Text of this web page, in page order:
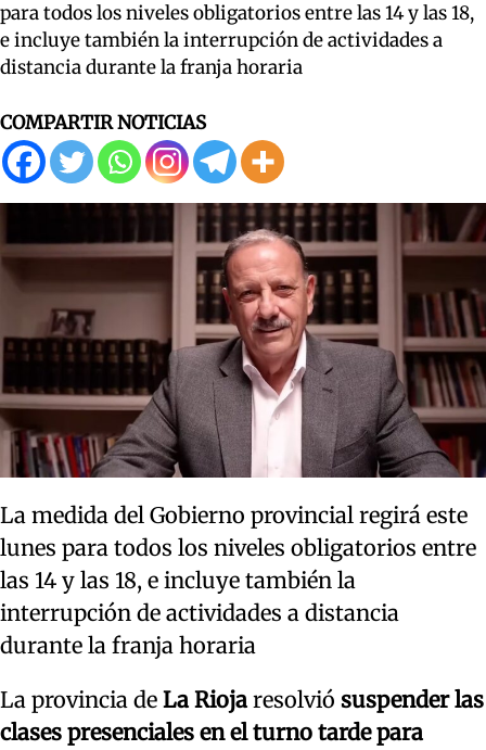
para todos los niveles obligatorios entre las 14 y las 18,
e incluye también la interrupción de actividades a
distancia durante la franja horaria
COMPARTIR NOTICIAS
La medida del Gobierno provincial regirá este
lunes para todos los niveles obligatorios entre
las 14 y las 18, e incluye también la
interrupción de actividades a distancia
durante la franja horaria
La provincia de La Rioja resolvió suspender las
clases presenciales en el turno tarde para